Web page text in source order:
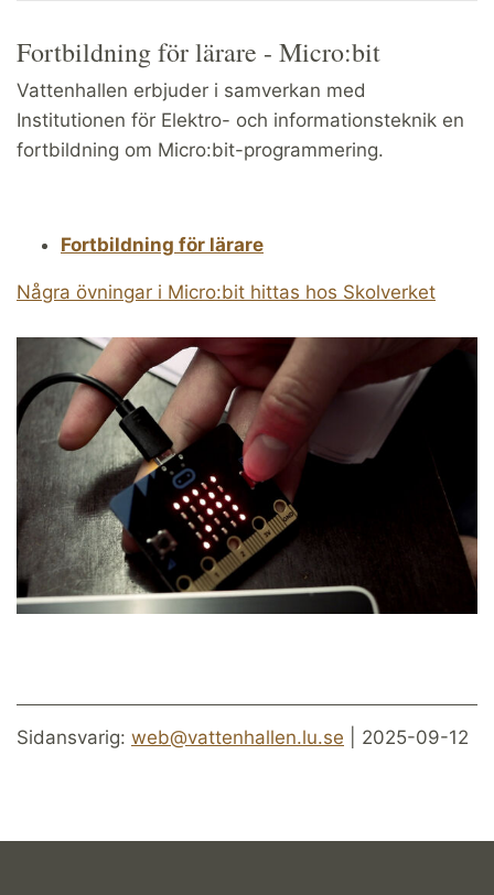
Fortbildning för lärare - Micro:bit
Vattenhallen erbjuder i samverkan med
Institutionen för Elektro- och informationsteknik en
fortbildning om Micro:bit-programmering.
Fortbildning för lärare
Några övningar i Micro:bit hittas hos Skolverket
Sidansvarig: web@vattenhallen.lu.se | 2025-09-12